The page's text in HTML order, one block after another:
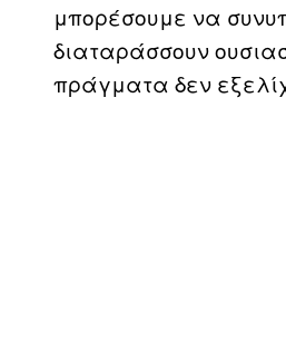
μπορέσουμε να
διαταράσσουν
πράγματα δεν